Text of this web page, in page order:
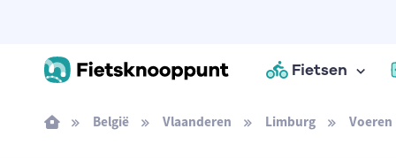
Fietsen
België Vlaanderen Limburg Voeren